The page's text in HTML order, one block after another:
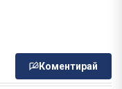
Коментирай